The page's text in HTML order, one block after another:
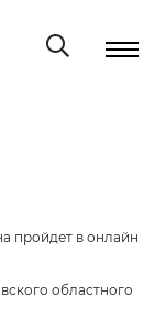
пройдет в онлайн
областного